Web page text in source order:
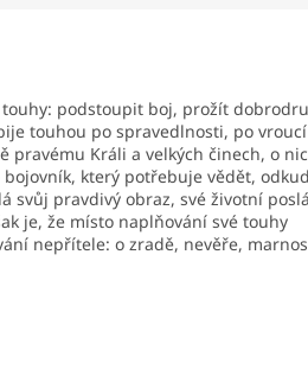
podstoupit boj, prožít
touhou po spravedlnosti, po vroucí
pravému Králi a velkých činech, o
který potřebuje vědět, odkud
svůj pravdivý obraz, své životní
je, že místo naplňování své touhy
nepřítele: o zradě, nevěře,